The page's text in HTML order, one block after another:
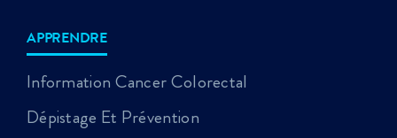
APPRENDRE
Information Cancer Colorectal
Dépistage Et Prévention